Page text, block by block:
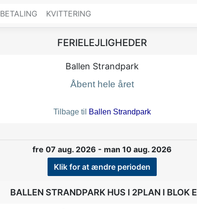
BETALING KVITTERING
FERIELEJLIGHEDER
Ballen Strandpark
Åbent hele året
Tilbage til Ballen Strandpark
fre 07 aug. 2026 - man 10 aug. 2026
Klik for at ændre perioden
BALLEN STRANDPARK HUS I 2PLAN I BLOK E